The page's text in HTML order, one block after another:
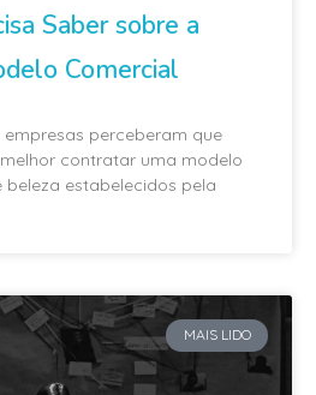
Saber sobre a
Comercial
perceberam que
contratar uma modelo
estabelecidos pela
MAIS LIDO